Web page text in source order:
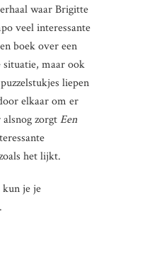
waar Brigitte
veel interessante
boek over een
situatie, maar ook
liepen
elkaar om er
zorgtEen
het lijkt.
kun je je